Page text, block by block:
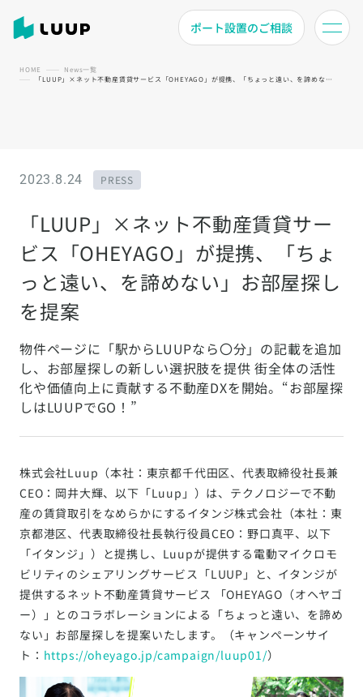
ポート設置のご相談
HOME
News一覧
「LUUP」×ネット不動産賃貸サービス「OHEYAGO」が提携、「ちょっと遠い、を諦めない」お部屋探しを提案
2023.8.24 PRESS
「LUUP」×ネット不動産賃貸サー
ビス「OHEYAGO」が提携、「ちょ
っと遠い、を諦めない」お部屋探し
を提案
物件ページに「駅からLUUPなら〇分」の記載を追加
し、お部屋探しの新しい選択肢を提供 街全体の活性
化や価値向上に貢献する不動産DXを開始。“お部屋探
しはLUUPでGO！”
株式会社Luup（本社：東京都千代田区、代表取締役社長兼
CEO：岡井大輝、以下「Luup」）は、テクノロジーで不動
産の賃貸取引をなめらかにするイタンジ株式会社（本社：東
京都港区、代表取締役社長執行役員CEO：野⼝真平、以下
「イタンジ」）と提携し、Luupが提供する電動マイクロモ
ビリティのシェアリングサービス「LUUP」と、イタンジが
提供するネット不動産賃貸サービス 「OHEYAGO（オヘヤゴ
ー）」とのコラボレーションによる「ちょっと遠い、を諦め
ない」お部屋探しを提案いたします。（キャンペーンサイ
ト： https://oheyago.jp/campaign/luup01/）